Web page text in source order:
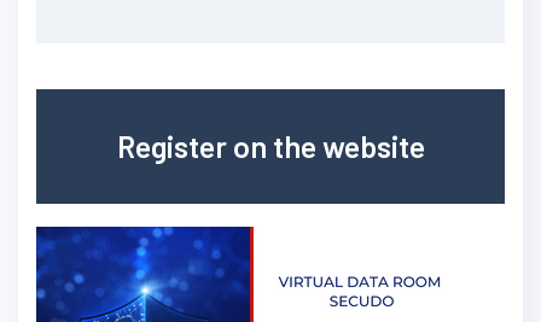
Register on the website